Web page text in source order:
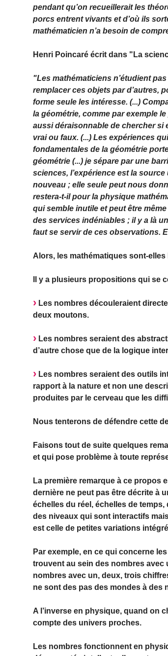
pendant qu’on recueillerait les
porcs entrent vivants et d’où ils
mathématicien n’a besoin de
Henri Poincaré écrit dans "La
"Les mathématiciens n’étudient
remplacer ces objets par d’autres,
forme seule les intéresse. (...)
la géométrie, comme par exemple
aussi déraisonnable de chercher si
vrai ou faux. (...) Les expériences
fondamentales de la géométrie
géométrie (...) je sépare par une
sciences, l’expérience est la
nouveau ; elle seule peut nous
restera-t-il pour la physique
qui semble inutile et peut être
des services indéniables ; il y a là
faut se servir de ces observations.
Alors, les mathématiques sont-
Il y a plusieurs propositions qui se
Les nombres découleraient
deux moutons.
Les nombres seraient des
d’autre chose que de la logique
Les nombres seraient des outils
rapport à la nature et non une
produites par le cerveau que les
Nous tenterons de défendre cette
Faisons tout de suite quelques
et qui pose problème à toute
La première remarque à ce propos
dernière ne peut pas être décrite à
échelles du réel, échelles de temps,
des niveaux qui sont interactifs
est celle de petites variations
Par exemple, en ce qui concerne
trouvent au sein des nombres avec
nombres avec un, deux, trois
ne sont des pas des mondes à des
A l’inverse en physique, quand on
compte des univers proches.
Les nombres fonctionnent en